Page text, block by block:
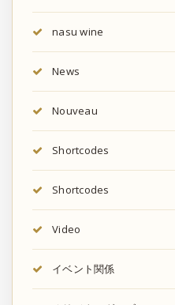
nasu wine
News
Nouveau
Shortcodes
Shortcodes
Video
イベント関係